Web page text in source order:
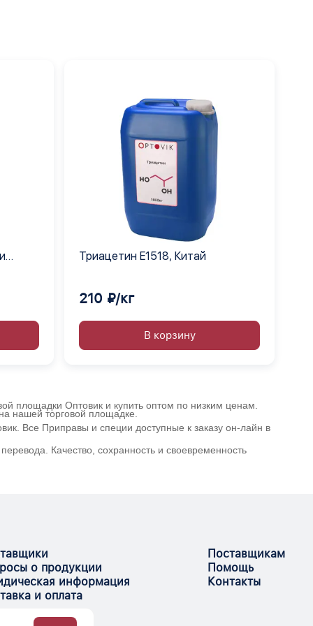
Триацетин E1518, Китай
210 ₽/кг
В корзину
площадки Оптовик и купить оптом по низким ценам.
нашей торговой площадке.
Все Приправы и специи доступные к заказу он-лайн в
Качество, сохранность и своевременность
о продукции
информация
и оплата
Поставщикам
Помощь
Контакты